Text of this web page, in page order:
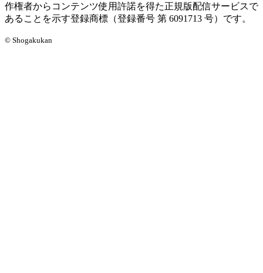
作権者からコンテンツ使用許諾を得た正規版配信サービスで
あることを示す登録商標（登録番号 第 6091713 号）です。
© Shogakukan